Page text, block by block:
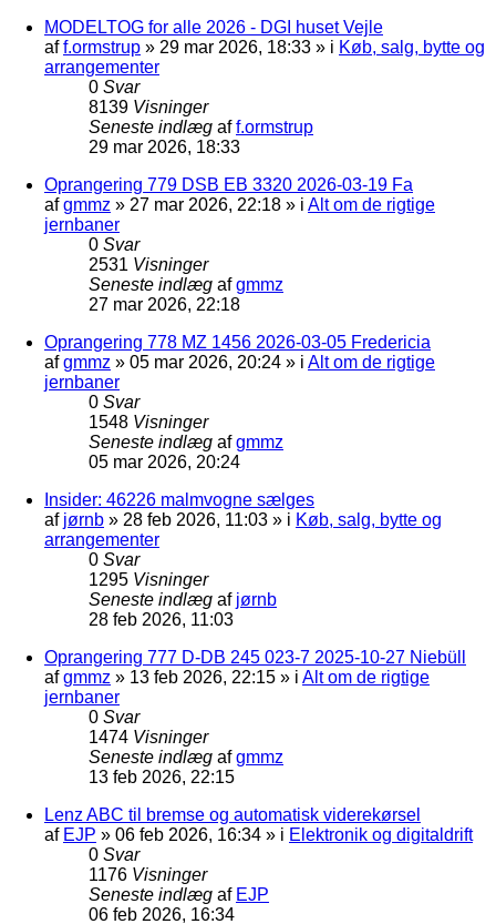
MODELTOG for alle 2026 - DGI huset Vejle
aff.ormstrup » 29 mar 2026, 18:33 » i Køb, salg, bytte og
arrangementer
0 Svar
8139 Visninger
Seneste indlæg aff.ormstrup
29 mar 2026, 18:33
Oprangering 779 DSB EB 3320 2026-03-19 Fa
afgmmz » 27 mar 2026, 22:18 » i Alt om de rigtige
jernbaner
0 Svar
2531 Visninger
Seneste indlæg afgmmz
27 mar 2026, 22:18
Oprangering 778 MZ 1456 2026-03-05 Fredericia
afgmmz » 05 mar 2026, 20:24 » i Alt om de rigtige
jernbaner
0 Svar
1548 Visninger
Seneste indlæg afgmmz
05 mar 2026, 20:24
Insider: 46226 malmvogne sælges
af jørnb » 28 feb 2026, 11:03 » i Køb, salg, bytte og
arrangementer
0 Svar
1295 Visninger
Seneste indlæg af jørnb
28 feb 2026, 11:03
Oprangering 777 D-DB 245 023-7 2025-10-27 Niebüll
afgmmz » 13 feb 2026, 22:15 » i Alt om de rigtige
jernbaner
0 Svar
1474 Visninger
Seneste indlæg afgmmz
13 feb 2026, 22:15
Lenz ABC til bremse og automatisk viderekørsel
af EJP » 06 feb 2026, 16:34 » i Elektronik og digitaldrift
0 Svar
1176 Visninger
Seneste indlæg af EJP
06 feb 2026, 16:34